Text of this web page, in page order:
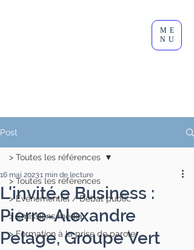
ME
NU
Post
> Toutes les références
> Événementiel / Débat public
> Émissions média
> Formation à la prise de parole
> Toutes les références
L'invité.e Business :
Pierre-Alexandre
Pelage, Groupe Vert
16 mai 20231 min de lecture